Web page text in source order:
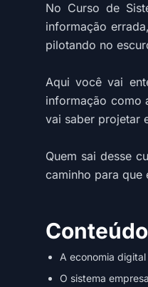
No Curso de
informação
pilotando no
Aqui você vai
informação como
vai saber projetar
Quem sai desse
caminho para que
A economia digital
O sistema empresa